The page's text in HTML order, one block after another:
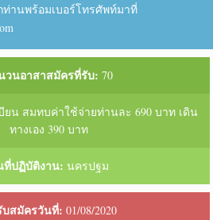
านพร้อมเบอร์โทรศัพท์มาที่
วนอาสาสมัครที่รับ: 70
ยน สมทบค่าใช้จ่ายท่านละ 690 บาท เดิน
ทางเอง 390 บาท
ที่ปฏิบัติงาน: นครปฐม
สมัครวันที่: 01/08/2020